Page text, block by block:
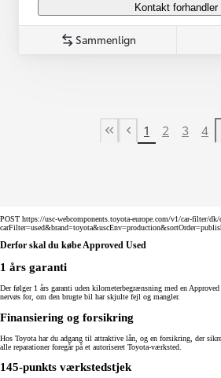
Kontakt forhandler
Sammenlign
First Page
Tidligere side
1 2 3 4
POST https://usc-webcomponents.toyota-europe.com/v1/car-filter/dk/
Derfor skal du købe Approved Used
1 års garanti
Der følger 1 års garanti uden kilometerbegrænsning med en
nervøs for, om den brugte bil har skjulte fejl og mangler.
Finansiering og forsikring
Hos Toyota har du adgang til attraktive lån, og en forsikring, der
alle reparationer foregår på et autoriseret Toyota-værksted.
145-punkts værkstedstjek